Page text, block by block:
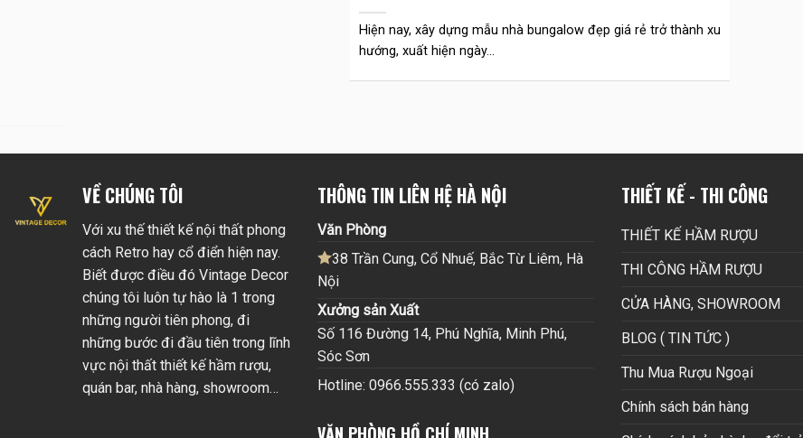
Hiện nay, xây dựng mẫu nhà bungalow đẹp giá rẻ trở thành xu
hướng, xuất hiện ngày...
VỀ CHÚNG TÔI
Với xu thế thiết kế nội thất phong
cách Retro hay cổ điển hiện nay.
Biết được điều đó Vintage Decor
chúng tôi luôn tự hào là 1 trong
những người tiên phong, đi
những bước đi đầu tiên trong lĩnh
vực nội thất thiết kế hầm rượu,
quán bar, nhà hàng, showroom…
THÔNG TIN LIÊN HỆ HÀ NỘI
Văn Phòng
38 Trần Cung, Cổ Nhuế, Bắc Từ Liêm, Hà
Nội
Xưởng sản Xuất
Số 116 Đường 14, Phú Nghĩa, Minh Phú,
Sóc Sơn
Hotline: 0966.555.333 (có zalo)
THIẾT KẾ - THI CÔNG
THIẾT KẾ HẦM RƯỢU
THI CÔNG HẦM RƯỢU
CỬA HÀNG, SHOWROOM
BLOG ( TIN TỨC )
Thu Mua Rượu Ngoại
Chính sách bán hàng